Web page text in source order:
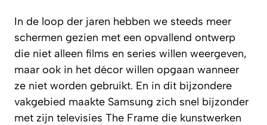
In de loop der jaren hebben we steeds meer
schermen gezien met een opvallend ontwerp
die niet alleen films en series willen weergeven,
maar ook in het décor willen opgaan wanneer
ze niet worden gebruikt. En in dit bijzondere
vakgebied maakte Samsung zich snel bijzonder
met zijn televisies The Frame die kunstwerken